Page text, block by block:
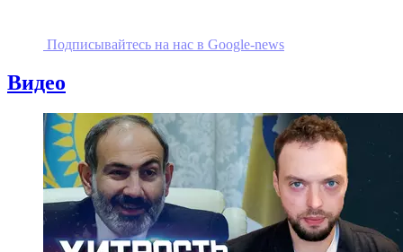
Подписывайтесь на наc в Google-news
Видео